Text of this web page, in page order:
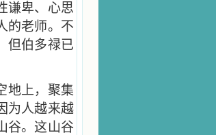
谦卑、心思
的老师。不
但伯多禄已
地上，聚集
为人越来越
谷。这山谷